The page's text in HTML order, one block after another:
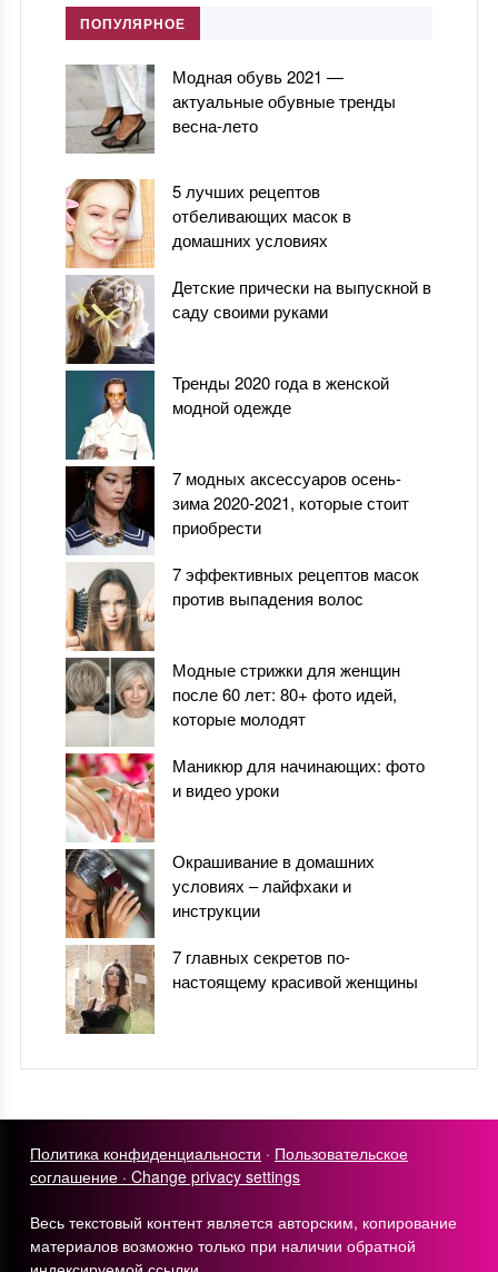
ПОПУЛЯРНОЕ
Модная обувь 2021 —
актуальные обувные тренды
весна-лето
5 лучших рецептов
отбеливающих масок в
домашних условиях
Детские прически на выпускной в
саду своими руками
Тренды 2020 года в женской
модной одежде
7 модных аксессуаров осень-
зима 2020-2021, которые стоит
приобрести
7 эффективных рецептов масок
против выпадения волос
Модные стрижки для женщин
после 60 лет: 80+ фото идей,
которые молодят
Маникюр для начинающих: фото
и видео уроки
Окрашивание в домашних
условиях – лайфхаки и
инструкции
7 главных секретов по-
настоящему красивой женщины
Политика конфиденциальности · Пользовательское
соглашение ·Change privacy settings
Весь текстовый контент является авторским, копирование
материалов возможно только при наличии обратной